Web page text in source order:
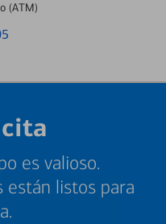
(ATM)
es valioso.
están listos para